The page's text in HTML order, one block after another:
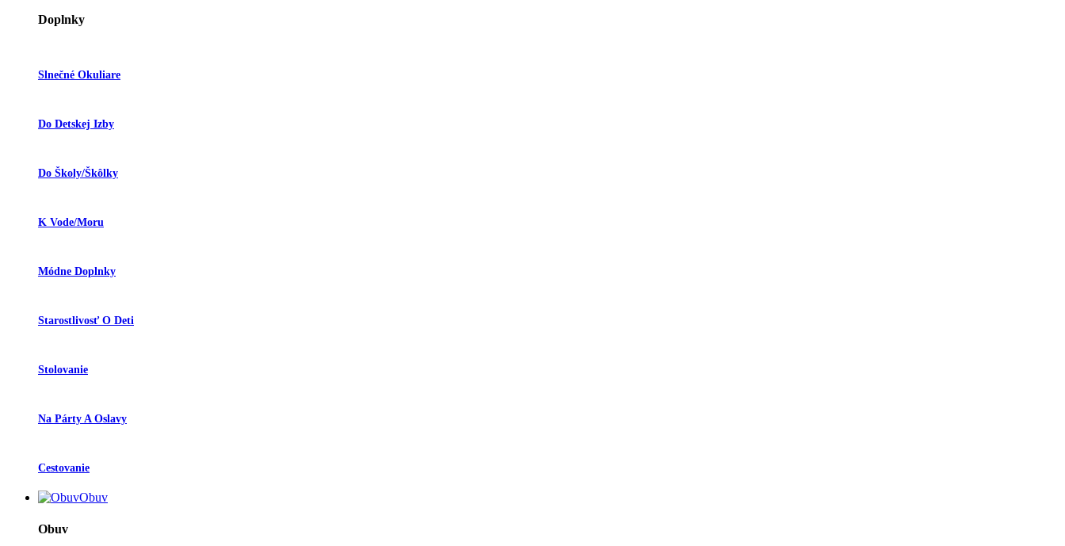
Doplnky
Slnečné Okuliare
Do Detskej Izby
Do Školy/škôlky
K Vode/moru
Módne Doplnky
Starostlivosť O Deti
Stolovanie
Na Párty A Oslavy
Cestovanie
Obuv
Obuv